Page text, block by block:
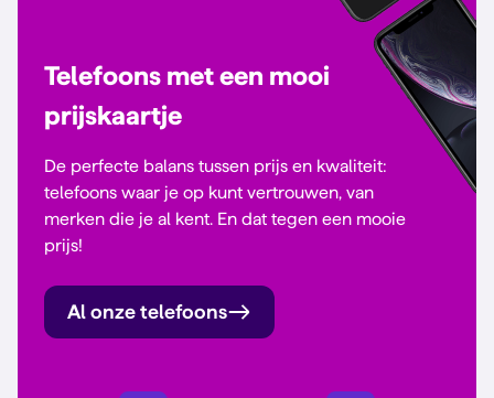
Telefoons met een mooi
prijskaartje
De perfecte balans tussen prijs en kwaliteit:
telefoons waar je op kunt vertrouwen, van
merken die je al kent. En dat tegen een mooie
prijs!
Al onze telefoons